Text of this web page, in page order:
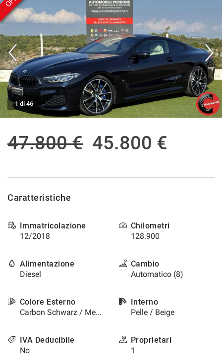
VENDI LA TUA AUTO
ASSISTENZA POST VENDITA
CONTATTI
NEWS
1 di 46
47.800 € 45.800 €
Caratteristiche
Immatricolazione
12/2018
Chilometri
128.900
Alimentazione
Diesel
Cambio
Automatico (8)
Colore Esterno
Carbon Schwarz / Metallizzato
Interno
Pelle / Beige
IVA Deducibile
No
Proprietari
1
preferenze
di
alle
tecnologie
di
tracciamento
che
adottiamo
per
offrire
le
e
svolgere
di
descritte.
maggiori
informazioni
sul
funzionamento
strumenti
si
rimanda
alla